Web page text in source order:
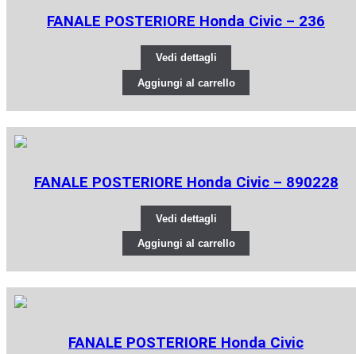
FANALE POSTERIORE Honda Civic – 236
Vedi dettagli
Aggiungi al carrello
FANALE POSTERIORE Honda Civic – 890228
Vedi dettagli
Aggiungi al carrello
FANALE POSTERIORE Honda Civic